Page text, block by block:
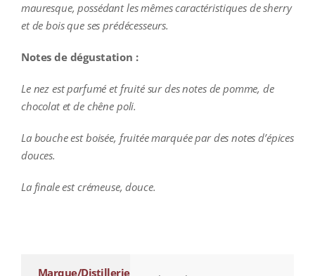
mauresque, possédant les mêmes caractéristiques de sherry
et de bois que ses prédécesseurs.
Notes de dégustation :
Le nez est parfumé et fruité sur des notes de pomme, de
chocolat et de chêne poli.
La bouche est boisée, fruitée marquée par des notes d’épices
douces.
La finale est crémeuse, douce.
Marque/Distillerie